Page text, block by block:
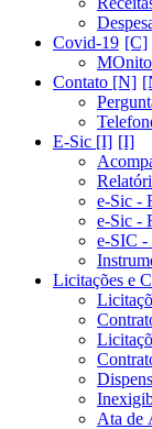
Covid-19
Contato [N]
E-Sic [I]
e-Sic -
e-Sic -
e-SIC -
Licitações e
Ata de